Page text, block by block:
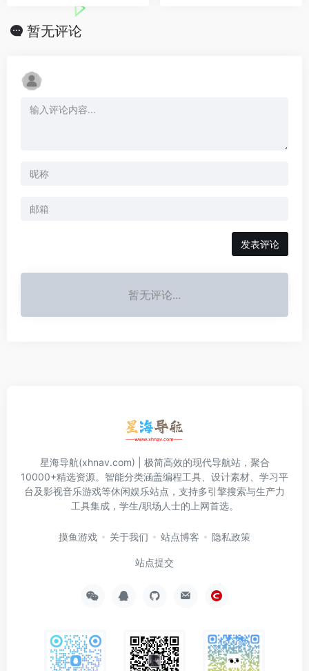
暂无评论
发表评论
暂无评论...
星海导航(xhnav.com) | 极简高效的现代导航站，聚合
10000+精选资源。智能分类涵盖编程工具、设计素材、学习平
台及影视音乐游戏等休闲娱乐站点，支持多引擎搜索与生产力
工具集成，学生/职场人士的上网首选。
摸鱼游戏 关于我们 站点博客 隐私政策
站点提交